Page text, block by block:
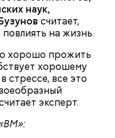
наук,
считает,
на жизнь.
хорошо прожить
хорошему
стрессе, все это
эксперт.
считали
и детей. Ему
погоде, о
«Кто Николая
святой Николай
и все тушить 10
можно заменить
заправить солью,
в холодном